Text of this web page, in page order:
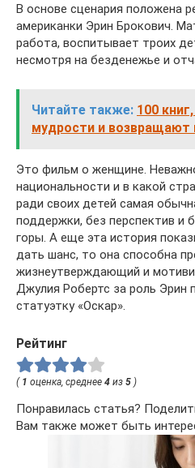
В основе сценария положена
американки Эрин Брокович.
работа, воспитывает троих
несмотря на безденежье и
Читайте также: 100
мудрости и возвращают
Это фильм о женщине.
национальности и в какой
ради своих детей самая
поддержки, без перспектив и
горы. А еще эта история
дать шанс, то она способна
жизнеутверждающий и
Джулия Робертс за роль Эрин
статуэтку «Оскар».
Рейтинг
( 1 оценка, среднее 4 из 5 )
Понравилась статья?
Вам также может быть